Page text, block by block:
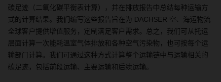
碳足迹（二氧化碳平衡表计算），并在排放报告中总结每种运输方
式的计算结果。 我们编写这些报告旨在为 DACHSER 空、海运物流
全球客户提供增值服务，定制满足客户需求。总之，我们可从托运
层面计算一次能耗温室气体排放和各种空气污染物，也可按每个运
输部门计算。我们可通过这种方式计算整个运输链中与运输相关的
碳足迹，包括前段运输、主要运输和后续运输。